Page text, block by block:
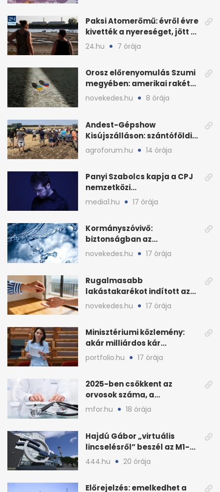
Paksi Atomerőmű: évről évre
kivették a nyereséget, jött a
baj
24.hu 7 órája
Orosz előrenyomulás Szumi
megyében: amerikai rakéták
is zsákmányként
novekedes.hu 8 órája
Andest-Gépshow
Kisújszálláson: szántóföldi
bemutató 2026. augusztus
12-én
agroforum.hu 14 órája
Panyi Szabolcs kapja a CPJ
nemzetközi
sajtószabadság-díját
media1.hu 17 órája
Kormányszóvivő:
biztonságban az
ivóvízkészlet, nincs
novekedes.hu 17 órája
Rugalmasabb
lakástakarékot indított az
OTP: két köztes kilépéssel
novekedes.hu 17 órája
Minisztériumi közlemény:
akár milliárdos kár
fenyegette Budapest fáit
portfolio.hu 17 órája
2025-ben csökkent az
orvosok száma, a
háziorvosokra még több
mfor.hu 18 órája
Hajdú Gábor „virtuális
lincselésről” beszél az M1-
ből kirúgása után
444.hu 20 órája
Előrejelzés: emelkedhet a